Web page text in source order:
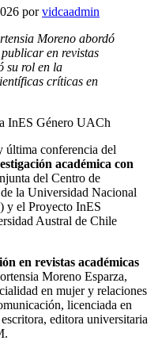
porvidcaadmin
Moreno abordó
en revistas
su rol en la
críticas en
InES Género UACh
última conferencia del
académica con
del Centro de
la Universidad Nacional
el Proyecto InES
Austral de Chile
en revistas académicas
Moreno Esparza,
en mujer y relaciones
licenciada en
editora universitaria